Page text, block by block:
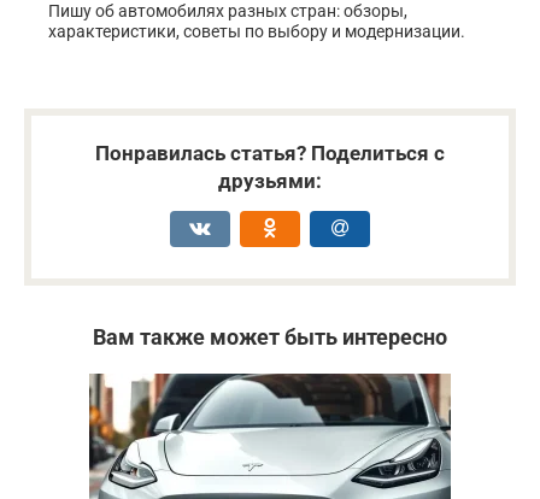
Пишу об автомобилях разных стран: обзоры,
характеристики, советы по выбору и модернизации.
Понравилась статья? Поделиться с
друзьями:
Вам также может быть интересно